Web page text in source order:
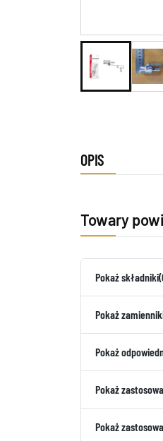
OPIS
Towary
Pokaż składniki
Pokaż
Pokaż
Pokaż
Pokaż